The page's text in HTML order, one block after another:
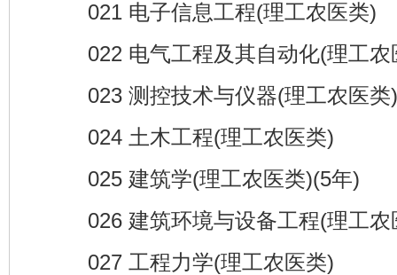
021 电子信息工程(理工农医类)
022 电气工程及其自动化(理工农
023 测控技术与仪器(理工农医类)
024 土木工程(理工农医类)
025 建筑学(理工农医类)(5年)
026 建筑环境与设备工程(理工农
027 工程力学(理工农医类)